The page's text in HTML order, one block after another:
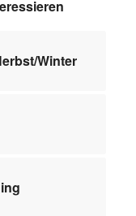
Winter